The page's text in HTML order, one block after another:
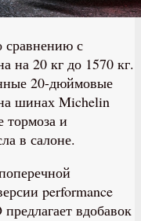
сравнению с
на 20 кг до 1570 кг.
20-дюймовые
шинах Michelin
тормоза и
в салоне.
performance
вдобавок